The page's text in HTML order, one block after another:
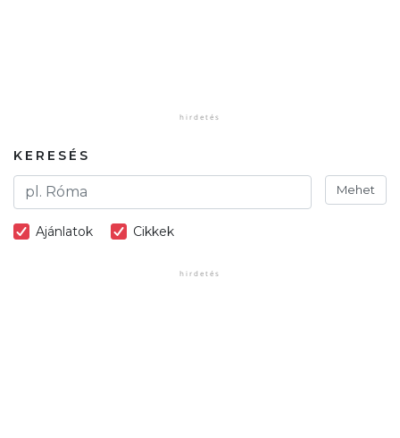
KERESÉS
Mehet
Ajánlatok Cikkek